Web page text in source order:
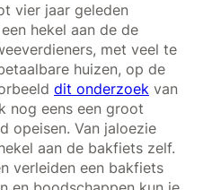
vier jaar geleden
hekel aan de de
met veel te
huizen, op de
dit onderzoek van
nog eens een groot
opeisen. Van jaloezie
aan de bakfiets zelf.
verleiden een bakfiets